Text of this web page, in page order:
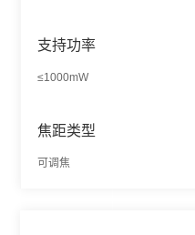
支持功率
≤1000mW
焦距类型
可调焦